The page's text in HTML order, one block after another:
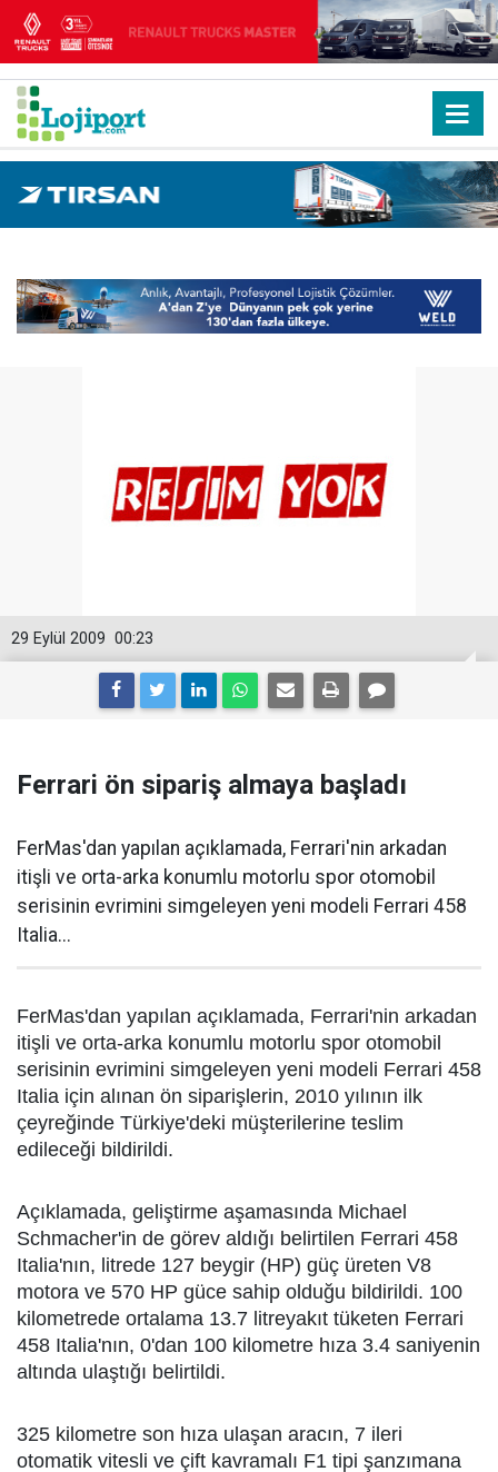
00:23
29 Eylül 2009
Ferrari ön sipariş almaya başladı
FerMas'dan yapılan açıklamada, Ferrari'nin arkadan
itişli ve orta-arka konumlu motorlu spor otomobil
serisinin evrimini simgeleyen yeni modeli Ferrari 458
Italia...
FerMas'dan yapılan açıklamada, Ferrari'nin arkadan
itişli ve orta-arka konumlu motorlu spor otomobil
serisinin evrimini simgeleyen yeni modeli Ferrari 458
Italia için alınan ön siparişlerin, 2010 yılının ilk
çeyreğinde Türkiye'deki müşterilerine teslim
edileceği bildirildi.
Açıklamada, geliştirme aşamasında Michael
Schmacher'in de görev aldığı belirtilen Ferrari 458
Italia'nın, litrede 127 beygir (HP) güç üreten V8
motora ve 570 HP güce sahip olduğu bildirildi. 100
kilometrede ortalama 13.7 litreyakıt tüketen Ferrari
458 Italia'nın, 0'dan 100 kilometre hıza 3.4 saniyenin
altında ulaştığı belirtildi.
325 kilometre son hıza ulaşan aracın, 7 ileri
otomatik vitesli ve çift kavramalı F1 tipi şanzımana